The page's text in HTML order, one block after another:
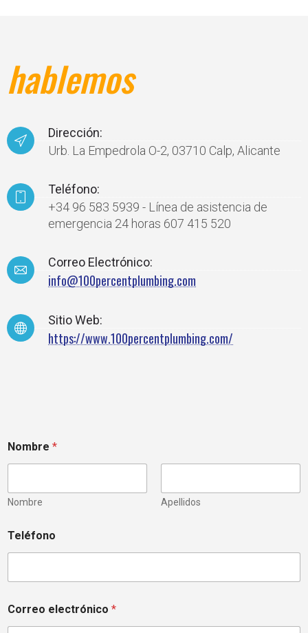
hablemos
Dirección:
Urb. La Empedrola O-2, 03710 Calp, Alicante
Teléfono:
+34 96 583 5939 - Línea de asistencia de
emergencia 24 horas 607 415 520
Correo Electrónico:
info@100percentplumbing.com
Sitio Web:
https://www.100percentplumbing.com/
Nombre *
Nombre Apellidos
Teléfono
Correo electrónico *